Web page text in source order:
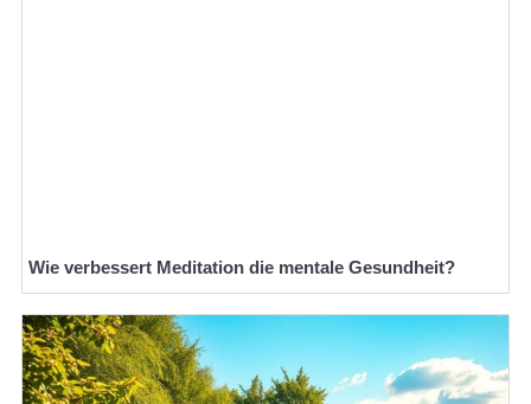
Wie verbessert Meditation die mentale Gesundheit?